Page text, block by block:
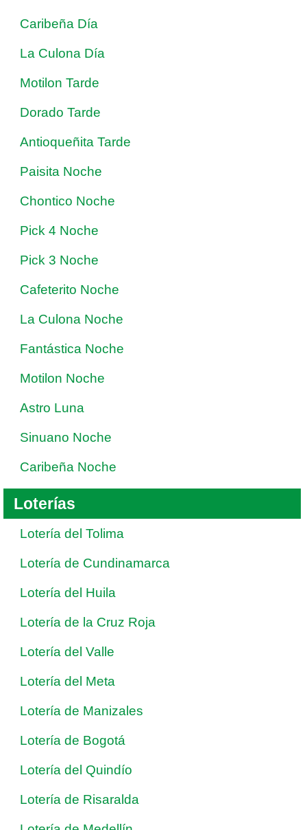
Caribeña Día
La Culona Día
Motilon Tarde
Dorado Tarde
Antioqueñita Tarde
Paisita Noche
Chontico Noche
Pick 4 Noche
Pick 3 Noche
Cafeterito Noche
La Culona Noche
Fantástica Noche
Motilon Noche
Astro Luna
Sinuano Noche
Caribeña Noche
Loterías
Lotería del Tolima
Lotería de Cundinamarca
Lotería del Huila
Lotería de la Cruz Roja
Lotería del Valle
Lotería del Meta
Lotería de Manizales
Lotería de Bogotá
Lotería del Quindío
Lotería de Risaralda